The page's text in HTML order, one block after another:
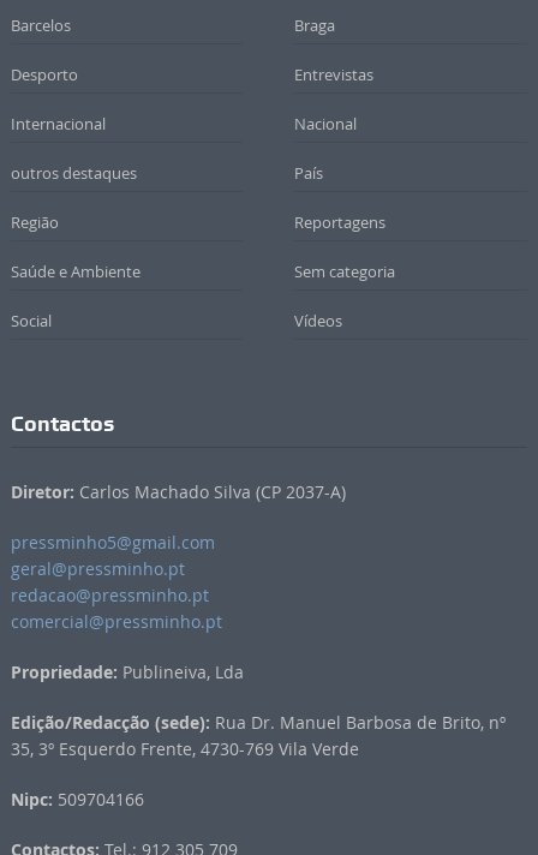
Barcelos Braga
Desporto Entrevistas
Internacional Nacional
outros destaques País
Região Reportagens
Saúde e Ambiente Sem categoria
Social Vídeos
Contactos
Diretor: Carlos Machado Silva (CP 2037-A)
pressminho5@gmail.com
geral@pressminho.pt
redacao@pressminho.pt
comercial@pressminho.pt
Propriedade: Publineiva, Lda
Edição/Redacção (sede): Rua Dr. Manuel Barbosa de Brito, nº
35, 3º Esquerdo Frente, 4730-769 Vila Verde
Nipc: 509704166
Contactos: Tel.: 912 305 709